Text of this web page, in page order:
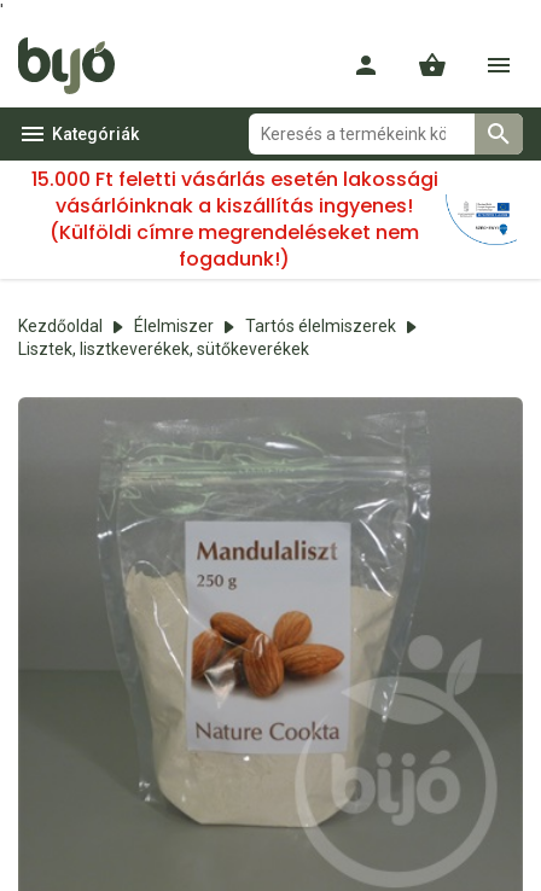
'
Kategóriák
15.000 Ft feletti vásárlás esetén lakossági
vásárlóinknak a kiszállítás ingyenes!
(Külföldi címre megrendeléseket nem
fogadunk!)
Kezdőoldal Élelmiszer
Tartós élelmiszerek
Lisztek, lisztkeverékek, sütőkeverékek